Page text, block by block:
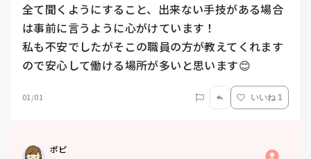
全て聞くようにすること、出来ない手技がある場合
は事前に言うように心がけています！
私も不安でしたがそこの職員の方が教えてくれます
ので安心して働ける場所が多いと思います😊
01/01 いいね 1
ポピ